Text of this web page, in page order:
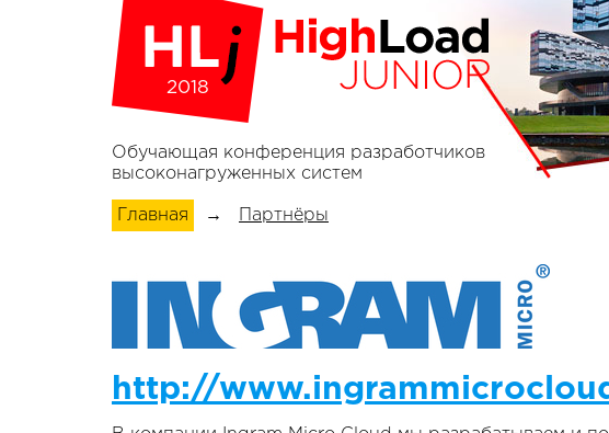
2018
Обучающая конференция разработчиков
высоконагруженных систем
Главная → Партнёры
http://